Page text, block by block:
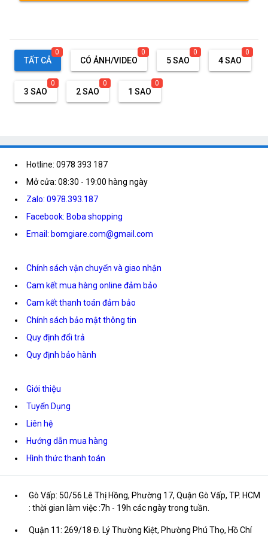
TẤT CẢ
0
CÓ ẢNH/VIDEO
0
5 SAO
0
4 SAO
0
3 SAO
0
2 SAO
0
1 SAO
0
Hotline: 0978 393 187
Mở cửa: 08:30 - 19:00 hàng ngày
Zalo: 0978.393.187
Facebook: Boba shopping
Email: bomgiare.com@gmail.com
Chính sách vận chuyển và giao nhận
Cam kết mua hàng online đảm bảo
Cam kết thanh toán đảm bảo
Chính sách bảo mật thông tin
Quy định đổi trả
Quy định bảo hành
Giới thiệu
Tuyển Dụng
Liên hệ
Hướng dẫn mua hàng
Hình thức thanh toán
Gò Vấp: 50/56 Lê Thị Hồng, Phường 17, Quận Gò Vấp, TP. HCM
: thời gian làm việc :7h - 19h các ngày trong tuần.
Quận 11: 269/18 Đ. Lý Thường Kiệt, Phường Phú Thọ, Hồ Chí